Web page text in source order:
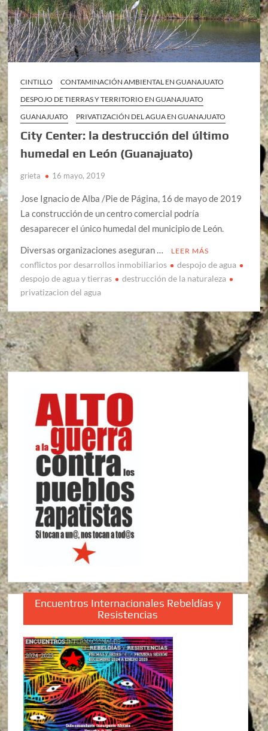
CINTILLO
CONTAMINACIÓN AMBIENTAL EN GUANAJUATO
DESPOJO DE TIERRAS Y TERRITORIO EN GUANAJUATO
GUANAJUATO
PRIVATIZACIÓN DEL AGUA EN GUANAJUATO
City Center: la destrucción del último
humedal en León (Guanajuato)
grieta 16 mayo, 2019
Jose Ignacio de Alba /Pie de Página, 16 de mayo de 2019
La construcción de un centro comercial podría
desaparecer el único humedal del municipio de León.
Diversas organizaciones aseguran …
LEER MÁS
conflictos por desarrollos inmobiliarios
despojo de agua
despojo de agua y tierras
destrucción de la naturaleza
privatizacion del agua
Encuentros Internacionales Rebeldías y
Resistencias